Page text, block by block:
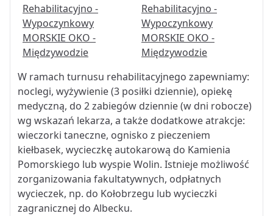
W ramach turnusu rehabilitacyjnego zapewniamy:
noclegi, wyżywienie (3 posiłki dziennie), opiekę
medyczną, do 2 zabiegów dziennie (w dni robocze)
wg wskazań lekarza, a także dodatkowe atrakcje:
wieczorki taneczne, ognisko z pieczeniem
kiełbasek, wycieczkę autokarową do Kamienia
Pomorskiego lub wyspie Wolin. Istnieje możliwość
zorganizowania fakultatywnych, odpłatnych
wycieczek, np. do Kołobrzegu lub wycieczki
zagranicznej do Albecku.